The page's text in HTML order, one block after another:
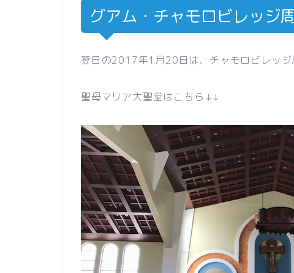
グアム・チャモロビレッジ
翌日の2017年1月20日は、チャモロビレッジ
聖母マリア大聖堂はこちら↓↓